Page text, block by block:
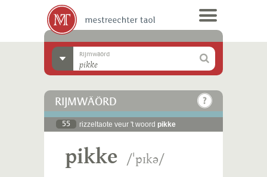
Rijmwäörd
RIJMWÄÖRD
55 rizzeltaote veur 't woord pikke
pikke /ˈpɪkə/